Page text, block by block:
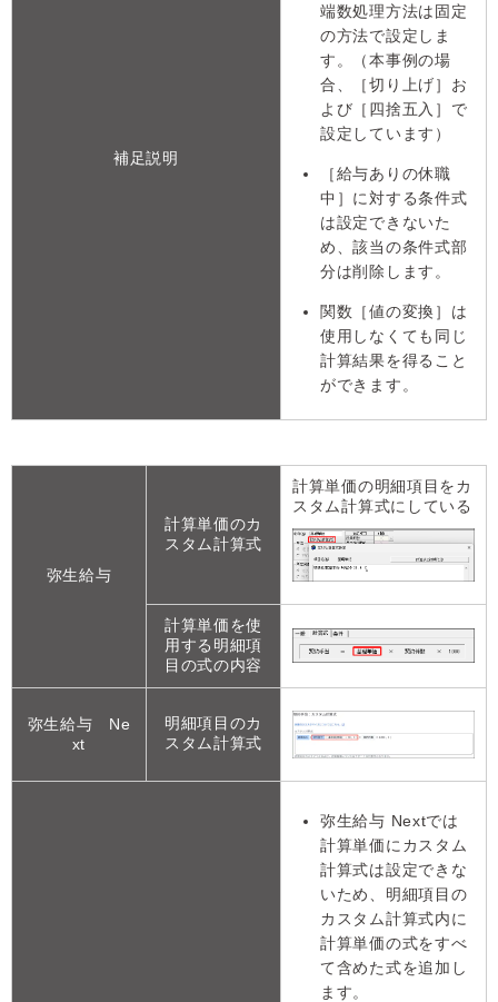
補足説明
端数処理方法は固定
の方法で設定しま
す。（本事例の場
合、［切り上げ］お
よび［四捨五入］で
設定しています）
［給与ありの休職
中］に対する条件式
は設定できないた
め、該当の条件式部
分は削除します。
関数［値の変換］は
使用しなくても同じ
計算結果を得ること
ができます。
弥生給与
計算単価のカ
スタム計算式
計算単価の明細項目をカ
スタム計算式にしている
計算単価を使
用する明細項
目の式の内容
弥生給与 Ne
xt
明細項目のカ
スタム計算式
弥生給与 Nextでは
計算単価にカスタム
計算式は設定できな
いため、明細項目の
カスタム計算式内に
計算単価の式をすべ
て含めた式を追加し
ます。